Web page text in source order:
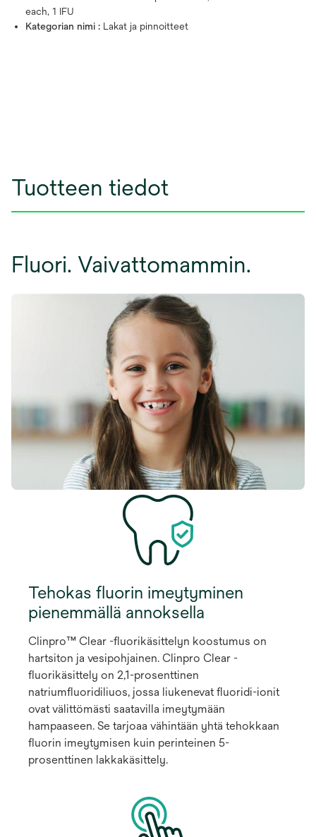
each, 1 IFU
Kategorian nimi : Lakat ja pinnoitteet
Tuotteen tiedot
Fluori. Vaivattomammin.
Tehokas fluorin imeytyminen
pienemmällä annoksella
Clinpro™ Clear -fluorikäsittelyn koostumus on
hartsiton ja vesipohjainen. Clinpro Clear -
fluorikäsittely on 2,1-prosenttinen
natriumfluoridiliuos, jossa liukenevat fluoridi-ionit
ovat välittömästi saatavilla imeytymään
hampaaseen. Se tarjoaa vähintään yhtä tehokkaan
fluorin imeytymisen kuin perinteinen 5-
prosenttinen lakkakäsittely.